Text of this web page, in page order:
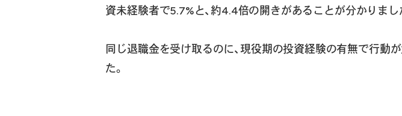
資未経験者で5.7%と、約4.4倍の開きがあることが分かりまし
同じ退職金を受け取るのに、現役期の投資経験の有無で行動
た。